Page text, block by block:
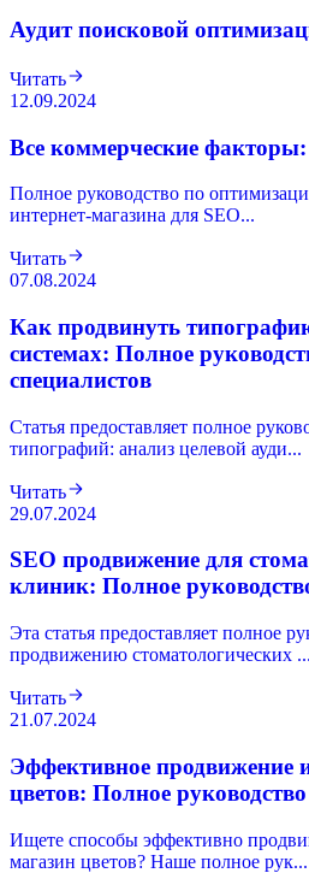
Аудит поисковой
Читать
12.09.2024
Все коммерческие факторы:
Полное руководство по
интернет-магазина для SEO...
Читать
07.08.2024
Как продвинуть
системах: Полное
специалистов
Статья предоставляет полное
типографий: анализ целевой ауди...
Читать
29.07.2024
SEO продвижение для
клиник: Полное
Эта статья предоставляет полное
продвижению стоматологических ...
Читать
21.07.2024
Эффективное продвижение
цветов: Полное руководство
Ищете способы эффективно
магазин цветов? Наше полное рук...